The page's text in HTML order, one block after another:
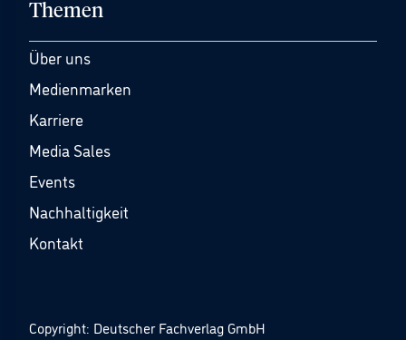
Themen
Über uns
Medienmarken
Karriere
Media Sales
Events
Nachhaltigkeit
Kontakt
Copyright: Deutscher Fachverlag GmbH